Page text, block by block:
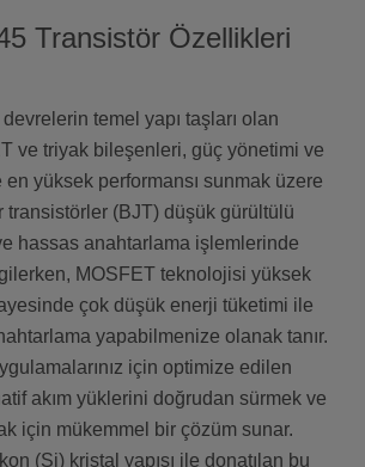
Transistör Özellikleri
temel yapı taşları olan
ve triyak bileşenleri, güç yönetimi ve
yüksek performansı sunmak üzere
transistörler (BJT) düşük gürültülü
hassas anahtarlama işlemlerinde
MOSFET teknolojisi yüksek
çok düşük enerji tüketimi ile
yapabilmenize olanak tanır.
için optimize edilen
akım yüklerini doğrudan sürmek ve
için mükemmel bir çözüm sunar.
(Si) kristal yapısı ile donatılan bu